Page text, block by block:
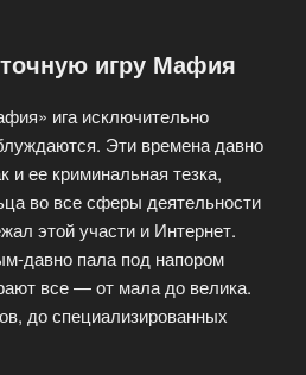
игру Мафия
ига исключительно
Эти времена давно
ее криминальная тезка,
во все сферы деятельности
этой участи и Интернет.
давно пала под напором
все — от мала до велика.
до специализированных